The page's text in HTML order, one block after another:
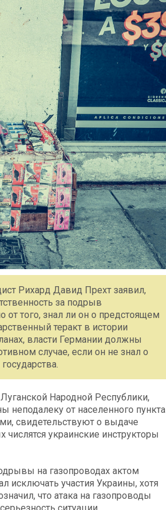
Рихард Давид Прехт заявил,
за подрыв
того, знал ли он о предстоящем
теракт в истории
власти Германии должны
случае, если он не знал о
Народной Республики,
от населенного пункта
свидетельствуют о выдаче
украинские инструкторы
на газопроводах актом
исключать участия Украины, хотя
что атака на газопроводы